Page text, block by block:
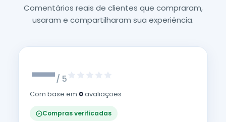
Comentários reais de clientes que compraram,
usaram e compartilharam sua experiência.
—/ 5
Com base em 0avaliações
Compras verificadas